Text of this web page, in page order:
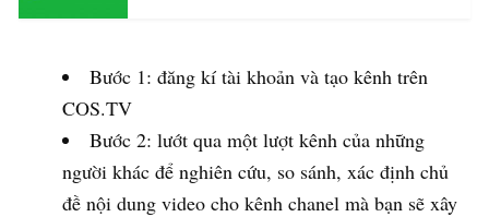
Bước 1: đăng kí tài khoản và tạo kênh trên
COS.TV
Bước 2: lướt qua một lượt kênh của những
người khác để nghiên cứu, so sánh, xác định chủ
đề nội dung video cho kênh chanel mà bạn sẽ xây